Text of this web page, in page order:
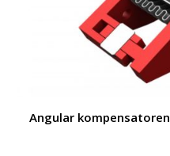
Angular kompensatoren